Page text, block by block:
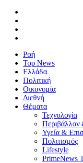
Ροή
Top News
Ελλάδα
Πολιτική
Οικονομία
Διεθνή
Θέματα
Τεχνολογία
Περιβάλλον
Υγεία &
Πολιτισμός
Lifestyle
PrimeNews